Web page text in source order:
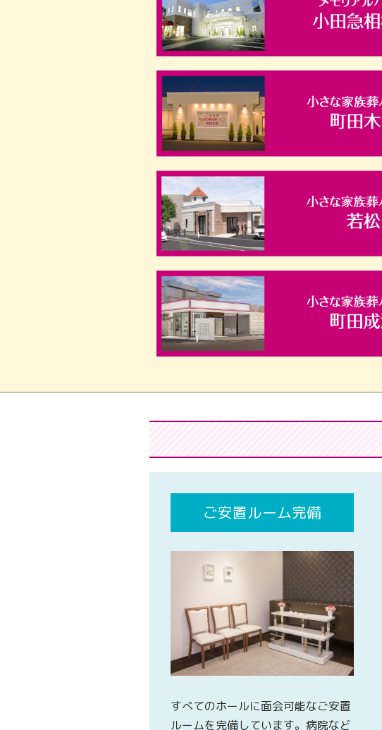
ご安置ルーム完備
すべてのホールに面会可能なご安置
ルームを完備しています。病院など